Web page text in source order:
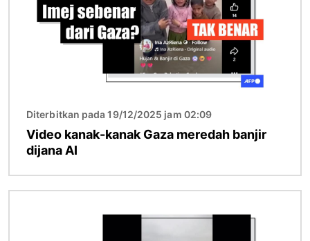
Diterbitkan pada 19/12/2025 jam 02:09
Video kanak-kanak Gaza meredah banjir
dijana AI